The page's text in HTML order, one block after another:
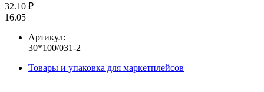
32.10 ₽
16.05
Артикул:
30*100/031-2
Товары и упаковка для маркетплейсов